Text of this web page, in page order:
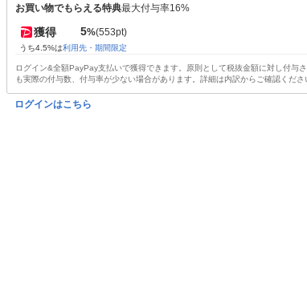
お買い物でもらえる特典最大付与率16%
獲得 5%(553pt)
うち4.5%は利用先・期間限定
ログイン&全額PayPay支払いで獲得できます。原則として税抜金額に対し付与
も実際の付与数、付与率が少ない場合があります。詳細は内訳からご確認くださ
ログインはこちら